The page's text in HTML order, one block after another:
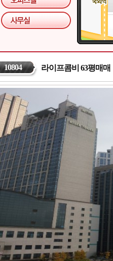
10804 라이프콤비 63평매매